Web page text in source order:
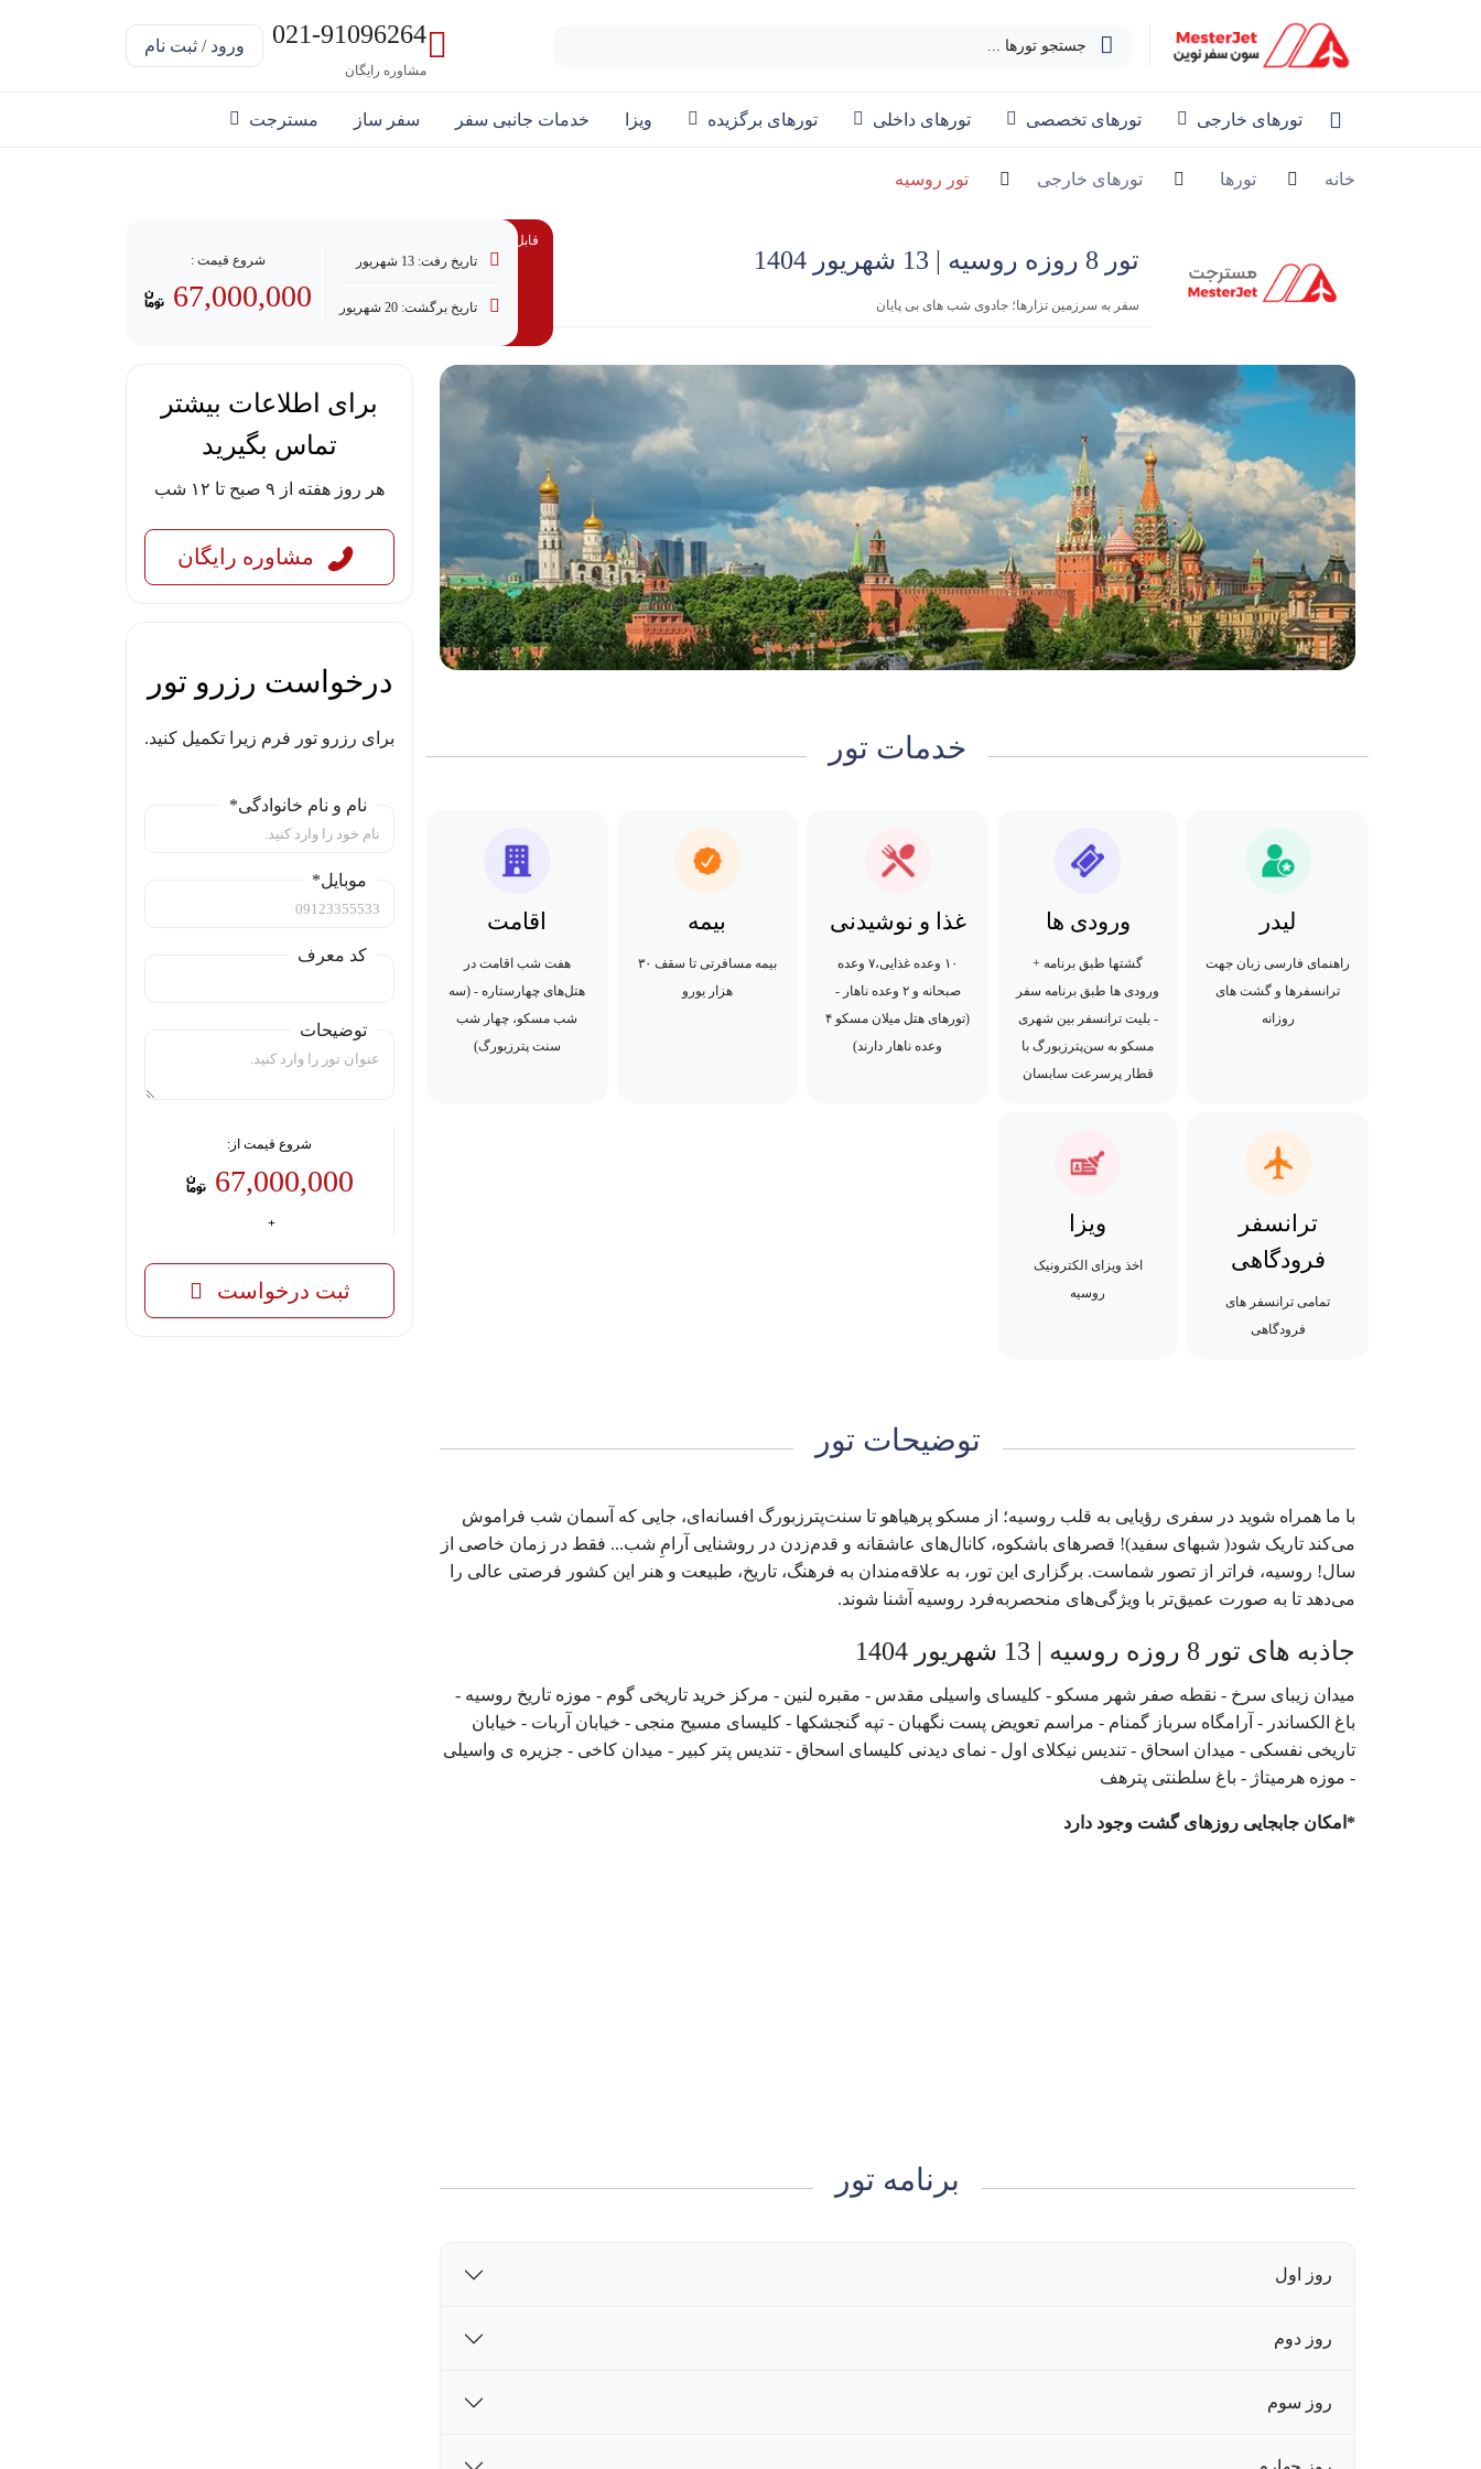
جستجو تورها ... 021-91096264
مشاوره رایگان
ورود / ثبت نام
تورهای خارجی تورهای تخصصی تورهای داخلی تورهای برگزیده ویزا خدمات جانبی سفر سفر ساز مسترجت
خانه تورها تورهای خارجی تور روسیه
تور 8 روزه روسیه | 13 شهریور 1404
سفر به سرزمین تزارها؛ جادوی شب های بی پایان
قابل پرداخت با وام
تاریخ رفت: 13 شهریور
تاریخ برگشت: 20 شهریور
شروع قیمت :
67,000,000
خدمات تور
لیدر
راهنمای فارسی زبان جهت
ترانسفرها و گشت های
روزانه
ورودی ها
گشتها طبق برنامه +
ورودی ها طبق برنامه سفر
- بلیت ترانسفر بین شهری
مسکو به سن‌پترزبورگ با
قطار پرسرعت سابسان
غذا و نوشیدنی
۱۰ وعده غذایی،۷ وعده
صبحانه و ۲ وعده ناهار -
(تورهای هتل میلان مسکو ۴
وعده ناهار دارند)
بیمه
بیمه مسافرتی تا سقف ۳۰
هزار یورو
اقامت
هفت شب اقامت در
هتل‌های چهارستاره - (سه
شب مسکو، چهار شب
سنت پترزبورگ)
ترانسفر
فرودگاهی
تمامی ترانسفر های
فرودگاهی
ویزا
اخذ ویزای الکترونیک
روسیه
توضیحات تور
با ما همراه شوید در سفری رؤیایی به قلب روسیه؛ از مسکو پرهیاهو تا سنت‌پترزبورگ افسانه‌ای، جایی که آسمان شب فراموش
می‌کند تاریک شود( شبهای سفید)! قصرهای باشکوه، کانال‌های عاشقانه و قدم‌زدن در روشنایی آرامِ شب... فقط در زمان خاصی از
سال! روسیه، فراتر از تصور شماست. برگزاری این تور، به علاقه‌مندان به فرهنگ، تاریخ، طبیعت و هنر این کشور فرصتی عالی را
می‌دهد تا به صورت عمیق‌تر با ویژگی‌های منحصربه‌فرد روسیه آشنا شوند.
جاذبه های تور 8 روزه روسیه | 13 شهریور 1404
میدان زیبای سرخ - نقطه صفر شهر مسکو - کلیسای واسیلی مقدس - مقبره لنین - مرکز خرید تاریخی گوم - موزه تاریخ روسیه -
باغ الکساندر - آرامگاه سرباز گمنام - مراسم تعویض پست نگهبان - تپه گنجشکها - کلیسای مسیح منجی - خیابان آربات - خیابان
تاریخی نفسکی - میدان اسحاق - تندیس نیکلای اول - نمای دیدنی کلیسای اسحاق - تندیس پتر کبیر - میدان کاخی - جزیره ی واسیلی
- موزه هرمیتاژ - باغ سلطنتی پترهف
*امکان جابجایی روزهای گشت وجود دارد
برنامه تور
روز اول
روز دوم
روز سوم
برای اطلاعات بیشتر
تماس بگیرید
هر روز هفته از ۹ صبح تا ۱۲ شب
مشاوره رایگان
درخواست رزرو تور
برای رزرو تور فرم زیرا تکمیل کنید.
نام و نام خانوادگی*
موبایل*
کد معرف
توضیحات
شروع قیمت از:
67,000,000
ثبت درخواست